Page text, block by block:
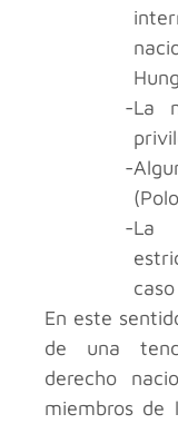
La
La
En este
de una
derecho
miembros de